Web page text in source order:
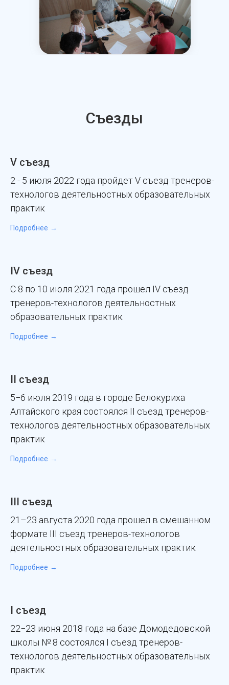
Съезды
V съезд
2 - 5 июля 2022 года пройдет V съезд тренеров-
технологов деятельностных образовательных
практик
Подробнее
IV съезд
C 8 по 10 июля 2021 года прошел IV съезд
тренеров-технологов деятельностных
образовательных практик
Подробнее
II съезд
5−6 июля 2019 года в городе Белокуриха
Алтайского края состоялся II съезд тренеров-
технологов деятельностных образовательных
практик
Подробнее
III съезд
21–23 августа 2020 года прошел в смешанном
формате III съезд тренеров-технологов
деятельностных образовательных практик
Подробнее
I съезд
22−23 июня 2018 года на базе Домодедовской
школы № 8 состоялся I съезд тренеров-
технологов деятельностных образовательных
практик